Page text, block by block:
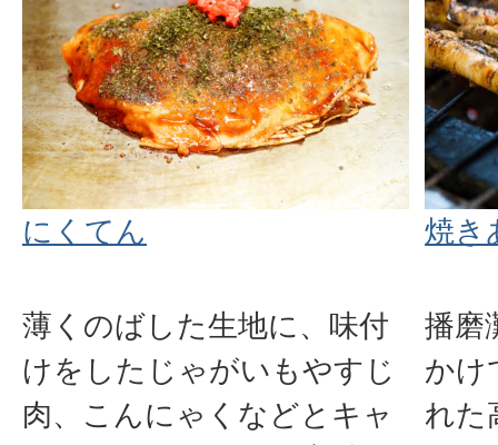
にくてん
薄くのばした生地に、味付
けをしたじゃがいもやすじ
肉、こんにゃくなどとキャ
焼き
播磨
かけ
れた